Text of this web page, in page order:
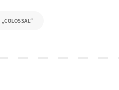
„COLOSSAL“